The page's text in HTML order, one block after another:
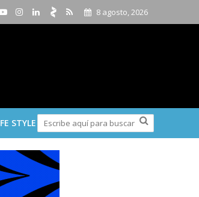
8 agosto, 2026
STYLE